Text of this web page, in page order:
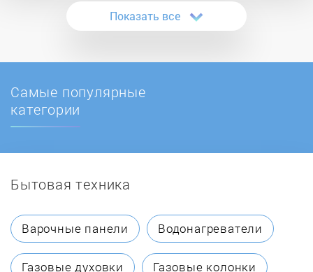
ATON
Ballu
BAXI
Beretta
Показать все
Самые популярные
категории
Бытовая техника
Варочные панели Водонагреватели
Газовые духовки Газовые колонки